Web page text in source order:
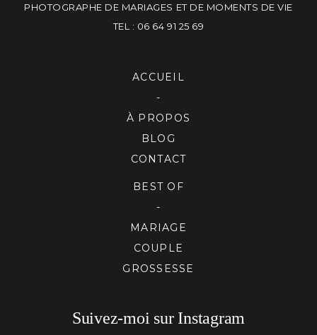
PHOTOGRAPHE DE MARIAGES ET DE MOMENTS DE VIE
TEL : 06 64 91 25 69
ACCUEIL
-
À PROPOS
BLOG
CONTACT
BEST OF
-
MARIAGE
COUPLE
GROSSESSE
Suivez-moi sur Instagram